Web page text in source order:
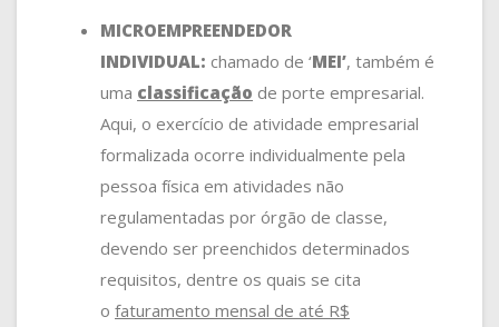
MICROEMPREENDEDOR
INDIVIDUAL: chamado de ‘MEI’, também é
uma classificação de porte empresarial.
Aqui, o exercício de atividade empresarial
formalizada ocorre individualmente pela
pessoa física em atividades não
regulamentadas por órgão de classe,
devendo ser preenchidos determinados
requisitos, dentre os quais se cita
o faturamento mensal de até R$